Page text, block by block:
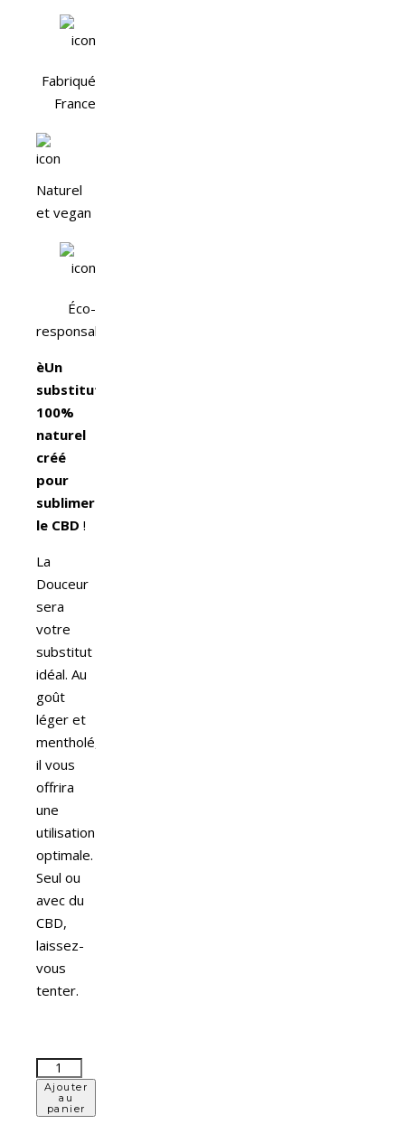
Fabriqué
France
Naturel
et vegan
Éco-
responsable
èUn
substitut
100%
naturel
créé
pour
sublimer
le CBD !
La
Douceur
sera
votre
substitut
idéal. Au
goût
léger et
mentholé,
il vous
offrira
une
utilisation
optimale.
Seul ou
avec du
CBD,
laissez-
vous
tenter.
Ajouter
au
panier